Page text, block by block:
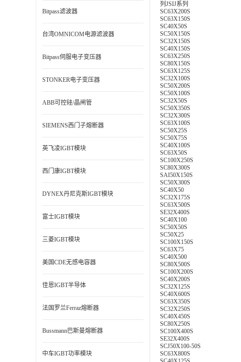
Bitpass滤波器
台湾OMNICOM电源滤波器
Bitpass伺服电子变压器
STONKER电子变压器
ABB可控硅/晶闸管
SIEMENS西门子熔断器
英飞凌IGBT模块
西门康IGBT模块
DYNEX丹尼克斯IGBT模块
富士IGBT模块
三菱IGBT模块
美国CDE无感电容器
佳恩IGBT半导体
法国罗兰Ferraz熔断器
Bussmann巴斯曼熔断器
中车IGBT功率模块
列JSIJ系列
SC63X200S
SC63X150S
SC40X50S
SC50X150S
SC32X150S
SC40X150S
SC63X250S
SC80X150S
SC63X125S
SC32X100S
SC50X200S
SC50X100S
SC32X50S
SC50X350S
SC32X300S
SC63X100S
SC50X25S
SC50X75S
SC40X100S
SC63X50S
SC100X250S
SC80X300S
SAI50X150S
SC50X300S
SC40X50
SC32X175S
SC63X500S
SE32X400S
SC40X100
SC50X50S
SC50X25
SC100X150S
SC63X75
SC40X500
SC80X500S
SC100X200S
SC40X200S
SC32X125S
SC40X600S
SC63X350S
SC32X250S
SC40X450S
SC80X250S
SC100X400S
SE32X400S
SCJ50X100-50S
SC63X800S